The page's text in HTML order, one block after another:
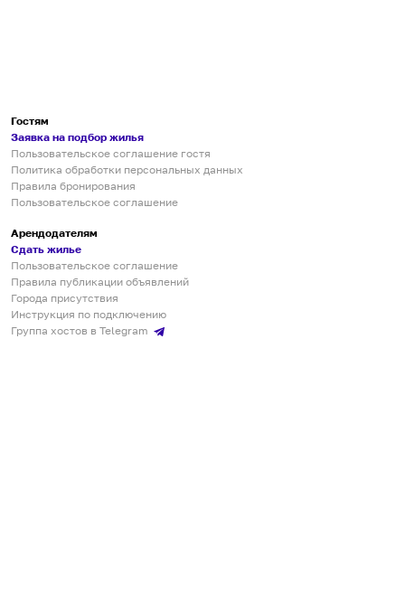
Гостям
Заявка на подбор жилья
Пользовательское соглашение гостя
Политика обработки персональных данных
Правила бронирования
Пользовательское соглашение
Арендодателям
Сдать жилье
Пользовательское соглашение
Правила публикации объявлений
Города присутствия
Инструкция по подключению
Группа хостов в Telegram